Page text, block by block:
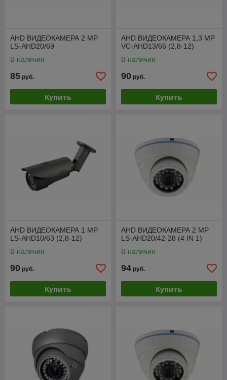
AHD ВИДЕОКАМЕРА 2 МР
LS-AHD20/69
В наличии
85 руб.
Купить
AHD ВИДЕОКАМЕРА 1,3 МР
VC-AHD13/66 (2,8-12)
В наличии
90 руб.
Купить
AHD ВИДЕОКАМЕРА 1 МР
LS-AHD10/63 (2,8-12)
В наличии
90 руб.
Купить
AHD ВИДЕОКАМЕРА 2 МР
LS-AHD20/42-28 (4 IN 1)
В наличии
94 руб.
Купить